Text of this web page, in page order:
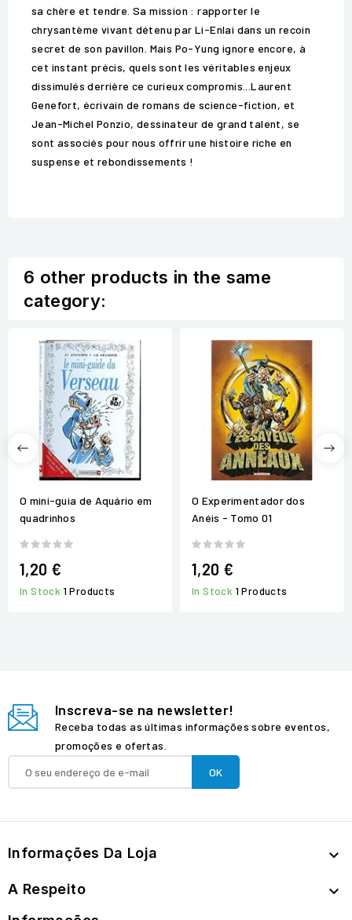
sa chère et tendre. Sa mission : rapporter le
chrysantème vivant détenu par Li-Enlai dans un recoin
secret de son pavillon. Mais Po-Yung ignore encore, à
cet instant précis, quels sont les véritables enjeux
dissimulés derrière ce curieux compromis...Laurent
Genefort, écrivain de romans de science-fiction, et
Jean-Michel Ponzio, dessinateur de grand talent, se
sont associés pour nous offrir une histoire riche en
suspense et rebondissements !
6 other products in the same
category:
O mini-guia de Aquário em
quadrinhos
1,20 €
In Stock 1 Products
O Experimentador dos
Anéis - Tomo 01
1,20 €
In Stock 1 Products
Inscreva-se na newsletter!
Receba todas as últimas informações sobre eventos,
promoções e ofertas.
Informações Da Loja 
A Respeito 